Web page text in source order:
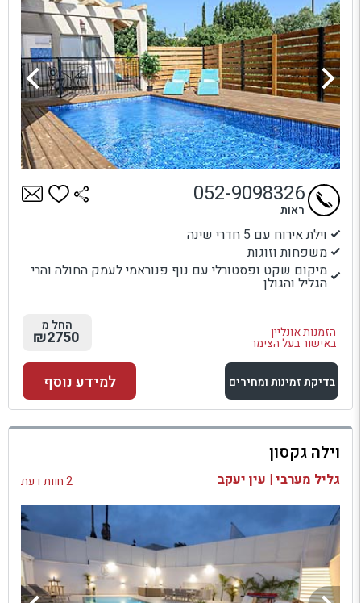
וילת אירוח עם 5 חדרי שינה
משפחות וזוגות
מיקום שקט ופסטורלי עם נוף פנוראמי לעמק החולה והרי
הגליל והגולן
הזמנות אונליין
באישור בעל הצימר
052-9098326
ראות
החל מ
₪2750
בדיקת זמינות ומחירים
למתחם זה
בדיקת זמינות ומחירים
למידע נוסף
וילה גקסון
גליל מערבי | עין יעקב 2 חוות דעת